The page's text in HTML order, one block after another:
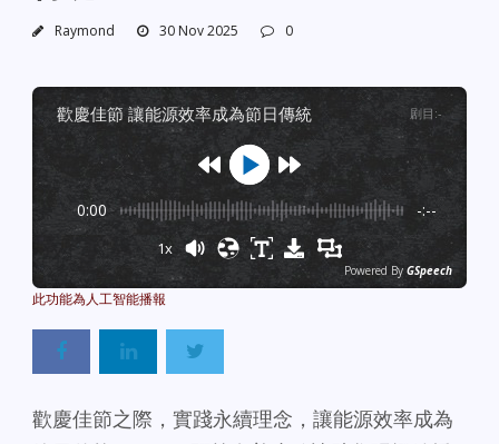
Raymond 30 Nov 2025 0
歡慶佳節 讓能源效率成為節日傳統 剧目 :-
0:00 -:--
1x
Powered By GSpeech
歡慶佳節之際，實踐永續理念，讓能源效率成為